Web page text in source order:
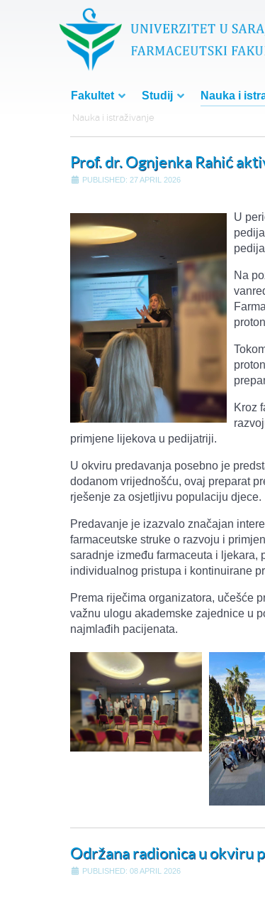
Fakultet Studij Nauka i
Nauka i istraživanje
Prof. dr. Ognjenka Rahić
PUBLISHED: 27 APRIL 2026
U
Na
Kroz
primjene lijekova u pedijatriji.
U okviru predavanja posebno je
dodanom vrijednošću, ovaj preparat
rješenje za osjetljivu populaciju djece.
Predavanje je izazvalo značajan
farmaceutske struke o razvoju i
saradnje između farmaceuta i ljekara,
individualnog pristupa i kontinuirane
Prema riječima organizatora, učešće
važnu ulogu akademske zajednice u
najmlađih pacijenata.
Održana radionica u okviru
PUBLISHED: 08 APRIL 2026